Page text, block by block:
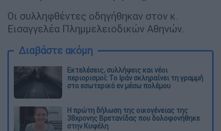
Οι συλληφθέντες οδηγήθηκαν στον κ.
Εισαγγελέα Πλημμελειοδικών Αθηνών.
Διαβάστε ακόμη
Εκτελέσεις, συλλήψεις και νέοι
περιορισμοί: Το Ιράν σκληραίνει τη γραμμή
στο εσωτερικό εν μέσω πολέμου
Η πρώτη δήλωση της οικογένειας της
38χρονης Βρετανίδας που δολοφονήθηκε
στην Κυψέλη